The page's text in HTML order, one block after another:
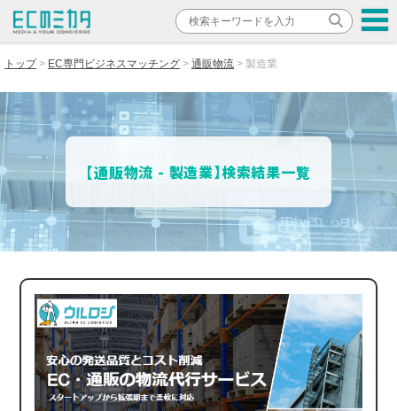
トップ EC専門ビジネスマッチング 通販物流 製造業
【通販物流 - 製造業】検索結果一覧